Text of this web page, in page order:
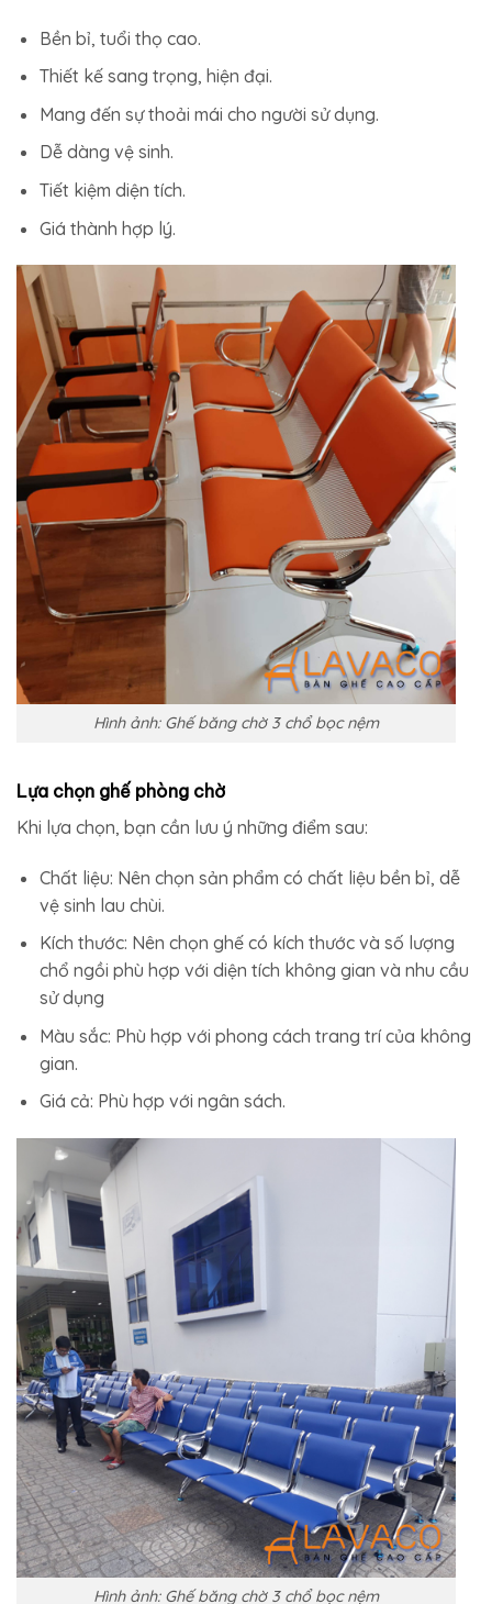
Bền bỉ, tuổi thọ cao.
Thiết kế sang trọng, hiện đại.
Mang đến sự thoải mái cho người sử dụng.
Dễ dàng vệ sinh.
Tiết kiệm diện tích.
Giá thành hợp lý.
Hình ảnh: Ghế băng chờ 3 chổ bọc nệm
Lựa chọn ghế phòng chờ
Khi lựa chọn, bạn cần lưu ý những điểm sau:
Chất liệu: Nên chọn sản phẩm có chất liệu bền bỉ, dễ
vệ sinh lau chùi.
Kích thước: Nên chọn ghế có kích thước và số lượng
chổ ngồi phù hợp với diện tích không gian và nhu cầu
sử dụng
Màu sắc: Phù hợp với phong cách trang trí của không
gian.
Giá cả: Phù hợp với ngân sách.
Hình ảnh: Ghế băng chờ 3 chổ bọc nệm